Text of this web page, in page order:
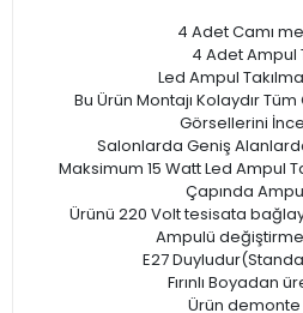
4 Adet Camı
4 Adet Ampul
Led Ampul
Bu Ürün Montajı Kolaydır
Görsellerini
Salonlarda Geniş
Maksimum 15 Watt Led Ampul
Çapında
Ürünü 220 Volt tesisata
Ampulü
E27
​​​​​​​Fırınlı Boyadan
Ürün demonte